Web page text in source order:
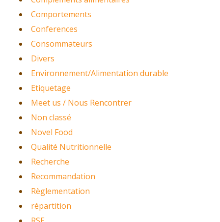
Comportements
Conferences
Consommateurs
Divers
Environnement/Alimentation durable
Etiquetage
Meet us / Nous Rencontrer
Non classé
Novel Food
Qualité Nutritionnelle
Recherche
Recommandation
Règlementation
répartition